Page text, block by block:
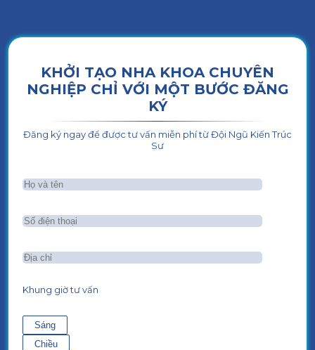
KHỞI TẠO NHA KHOA CHUYÊN
NGHIỆP CHỈ VỚI MỘT BƯỚC ĐĂNG
KÝ
Đăng ký ngay để được tư vấn miễn phí từ Đội Ngũ Kiến Trúc
Sư
Khung giờ tư vấn
Sáng
Chiều